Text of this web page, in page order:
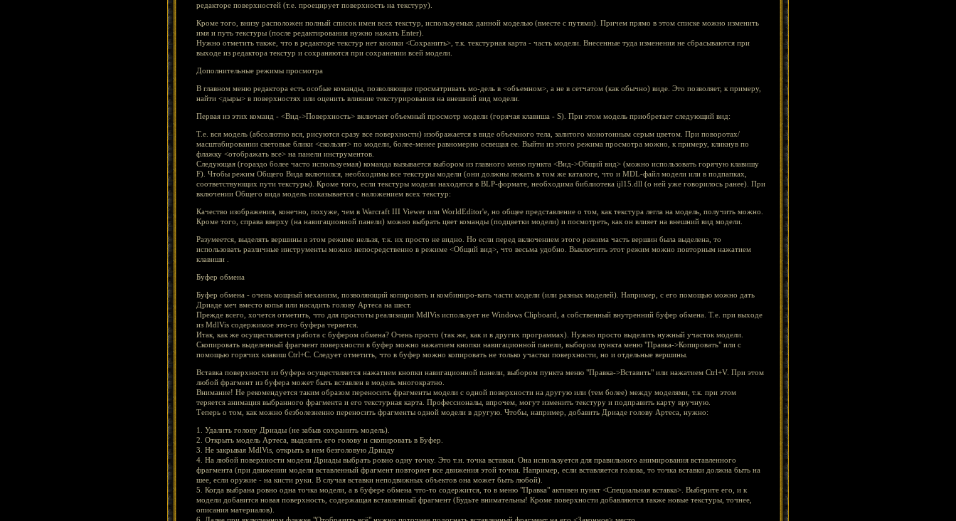
редакторе поверхностей (т.е. проецирует поверхность на текстуру).
Кроме того, внизу расположен полный список имен всех текстур, используемых данной моделью (вместе с путями). Причем прямо в этом списке можно изменить
имя и путь текстуры (после редактирования нужно нажать Enter).
Нужно отметить также, что в редакторе текстур нет кнопки <Сохранить>, т.к. текстурная карта - часть модели. Внесенные туда изменения не сбрасываются при
выходе из редактора текстур и сохраняются при сохранении всей модели.
Дополнительные режимы просмотра
В главном меню редактора есть особые команды, позволяющие просматривать мо-дель в <объемном>, а не в сетчатом (как обычно) виде. Это позволяет, к примеру,
найти <дыры> в поверхностях или оценить влияние текстурирования на внешний вид модели.
Первая из этих команд - <Вид->Поверхность> включает объемный просмотр модели (горячая клавиша - S). При этом модель приобретает следующий вид:
Т.е. вся модель (абсолютно вся, рисуются сразу все поверхности) изображается в виде объемного тела, залитого монотонным серым цветом. При поворотах/
масштабировании световые блики <скользят> по модели, более-менее равномерно освещая ее. Выйти из этого режима просмотра можно, к примеру, кликнув по
флажку <отображать все> на панели инструментов.
Следующая (гораздо более часто используемая) команда вызывается выбором из главного меню пункта <Вид->Общий вид> (можно использовать горячую клавишу
F). Чтобы режим Общего Вида включился, необходимы все текстуры модели (они должны лежать в том же каталоге, что и MDL-файл модели или в подпапках,
соответствующих пути текстуры). Кроме того, если текстуры модели находятся в BLP-формате, необходима библиотека ijl15.dll (о ней уже говорилось ранее). При
включении Общего вида модель показывается с наложением всех текстур:
Качество изображения, конечно, похуже, чем в Warcraft III Viewer или WorldEditor'е, но общее представление о том, как текстура легла на модель, получить можно.
Кроме того, справа вверху (на навигационной панели) можно выбрать цвет команды (подцветки модели) и посмотреть, как он влияет на внешний вид модели.
Разумеется, выделять вершины в этом режиме нельзя, т.к. их просто не видно. Но если перед включением этого режима часть вершин была выделена, то
использовать различные инструменты можно непосредственно в режиме <Общий вид>, что весьма удобно. Выключить этот режим можно повторным нажатием
клавиши .
Буфер обмена
Буфер обмена - очень мощный механизм, позволяющий копировать и комбиниро-вать части модели (или разных моделей). Например, с его помощью можно дать
Дриаде меч вместо копья или насадить голову Артеса на шест.
Прежде всего, хочется отметить, что для простоты реализации MdlVis использует не Windows Clipboard, а собственный внутренний буфер обмена. Т.е. при выходе
из MdlVis содержимое это-го буфера теряется.
Итак, как же осуществляется работа с буфером обмена? Очень просто (так же, как и в других программах). Нужно просто выделить нужный участок модели.
Скопировать выделенный фрагмент поверхности в буфер можно нажатием кнопки навигационной панели, выбором пункта меню "Правка->Копировать" или с
помощью горячих клавиш Ctrl+C. Следует отметить, что в буфер можно копировать не только участки поверхности, но и отдельные вершины.
Вставка поверхности из буфера осуществляется нажатием кнопки навигационной панели, выбором пункта меню "Правка->Вставить" или нажатием Ctrl+V. При этом
любой фрагмент из буфера может быть вставлен в модель многократно.
Внимание! Не рекомендуется таким образом переносить фрагменты модели с одной поверхности на другую или (тем более) между моделями, т.к. при этом
теряется анимация выбранного фрагмента и его текстурная карта. Профессионалы, впрочем, могут изменить текстуру и подправить карту вручную.
Теперь о том, как можно безболезненно переносить фрагменты одной модели в другую. Чтобы, например, добавить Дриаде голову Артеса, нужно:
1. Удалить голову Дриады (не забыв сохранить модель).
2. Открыть модель Артеса, выделить его голову и скопировать в Буфер.
3. Не закрывая MdlVis, открыть в нем безголовую Дриаду
4. На любой поверхности модели Дриады выбрать ровно одну точку. Это т.н. точка вставки. Она используется для правильного анимирования вставленного
фрагмента (при движении модели вставленный фрагмент повторяет все движения этой точки. Например, если вставляется голова, то точка вставки должна быть на
шее, если оружие - на кисти руки. В случая вставки неподвижных объектов она может быть любой).
5. Когда выбрана ровно одна точка модели, а в буфере обмена что-то содержится, то в меню "Правка" активен пункт <Специальная вставка>. Выберите его, и к
модели добавится новая поверхность, содержащая вставленный фрагмент (Будьте внимательны! Кроме поверхности добавляются также новые текстуры, точнее,
описания материалов).